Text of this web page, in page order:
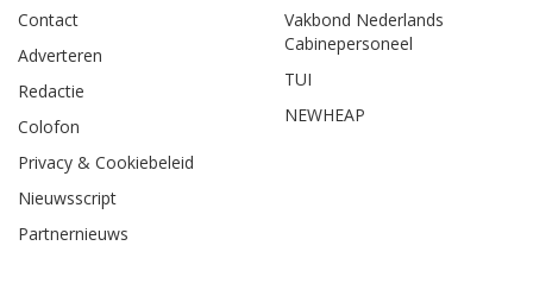
Contact
Adverteren
Redactie
Colofon
Privacy & Cookiebeleid
Nieuwsscript
Partnernieuws
Vakbond Nederlands
Cabinepersoneel
TUI
NEWHEAP